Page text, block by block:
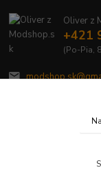
Oliver z
+421
(Po-Pia,